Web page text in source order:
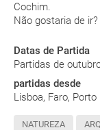
Cochim.
Não gostaria de ir?
Datas de Partida
Partidas de
partidas desde
Lisboa, Faro, Porto
NATUREZA